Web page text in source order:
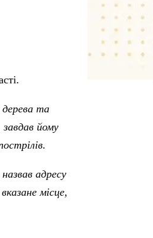
дерева та
йому
адресу
місце,